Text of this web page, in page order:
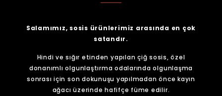
Salamımız, sosis ürünlerimiz arasında en çok
satandır.
Hindi ve sığır etinden yapılan çiğ sosis, özel
donanımlı olgunlaştırma odalarında olgunlaşma
sonrası için son dokunuşu yapılmadan önce kayın
ağacı üzerinde hafifçe füme edilir.